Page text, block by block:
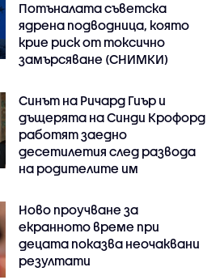
Потъналата съветска
ядрена подводница, която
крие риск от токсично
замърсяване (СНИМКИ)
Синът на Ричард Гиър и
дъщерята на Синди Крофорд
работят заедно
десетилетия след развода
на родителите им
Ново проучване за
екранното време при
децата показва неочаквани
резултати